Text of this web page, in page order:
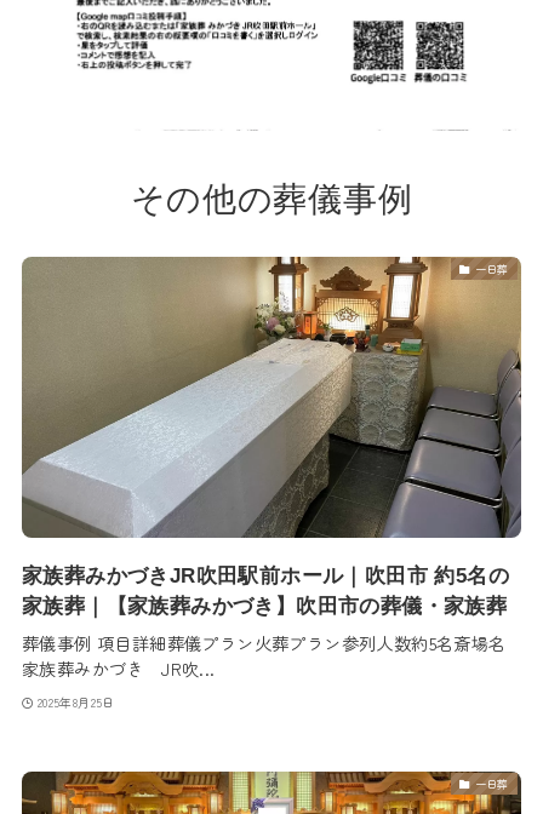
その他の葬儀事例
一日葬
家族葬みかづきJR吹田駅前ホール｜吹田市 約5名の
家族葬｜【家族葬みかづき】吹田市の葬儀・家族葬
葬儀事例 項目詳細葬儀プラン火葬プラン参列人数約5名斎場名
家族葬みかづき JR吹...
2025年8月25日
一日葬